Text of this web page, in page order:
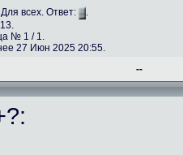
всех. Ответ:
.
№ 1 / 1.
27 Июн 2025 20:55.
--